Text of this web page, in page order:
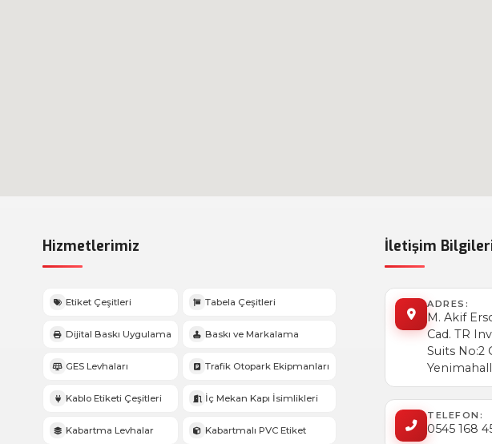
Hizmetlerimiz
Etiket Çeşitleri Tabela Çeşitleri
Dijital Baskı Uygulama Baskı ve Markalama
GES Levhaları Trafik Otopark Ekipmanları
Kablo Etiketi Çeşitleri İç Mekan Kapı İsimlikleri
Kabartma Levhalar Kabartmalı PVC Etiket
İletişim
ADRES:
M. Akif
Cad. TR
Suits No:2
TELEFON:
0545 168